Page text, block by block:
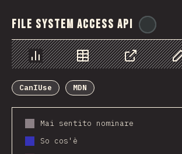
File System Access API
Grafico Dati Condividere
CanIUse
MDN
Mai sentito nominare
So cos'è